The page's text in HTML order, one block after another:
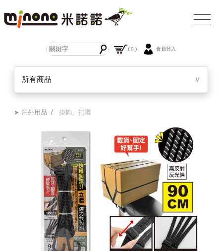
( 0 ) 會員登入
所有商品 ∨
➤ 戶外用品 /掛鉤、扣環